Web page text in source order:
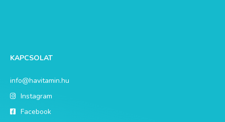
KAPCSOLAT
info@havitamin.hu
Instagram
Facebook